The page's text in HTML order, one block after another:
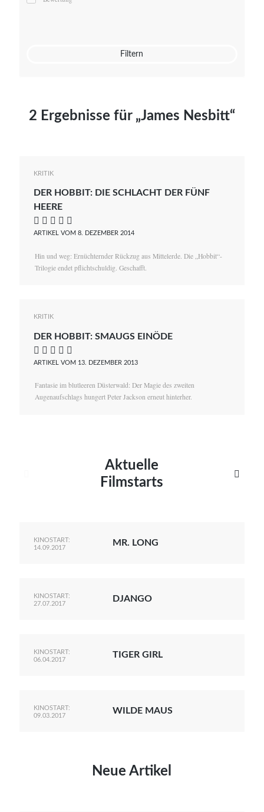
Mato von Vogelstein
Filtern
2 Ergebnisse für „James Nesbitt“
KRITIK
DER HOBBIT: DIE SCHLACHT DER FÜNF
HEERE
    
ARTIKEL VOM 8. DEZEMBER 2014
Hin und weg: Ernüchternder Rückzug aus Mittelerde. Die „Hobbit“-
Trilogie endet pflichtschuldig. Geschafft.
KRITIK
DER HOBBIT: SMAUGS EINÖDE
    
ARTIKEL VOM 13. DEZEMBER 2013
Fantasie im blutleeren Düsterwald: Der Magie des zweiten
Augenaufschlags hungert Peter Jackson erneut hinterher.
Aktuelle
Filmstarts

KINOSTART:
14.09.2017
MR. LONG
KINOSTART:
27.07.2017
DJANGO
KINOSTART:
06.04.2017
TIGER GIRL
KINOSTART:
09.03.2017
WILDE MAUS
Neue Artikel